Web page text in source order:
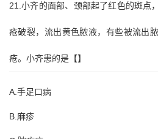
21.小齐的面部、颈部起了红色的斑点
疮破裂，流出黄色脓液，有些被流出
疮。小齐患的是【】
A.手足口病
B.麻疹